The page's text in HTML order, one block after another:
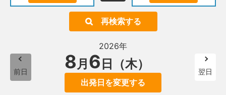
再検索する
前日
2026年
8月 6 日（木）
出発日を変更する
翌日